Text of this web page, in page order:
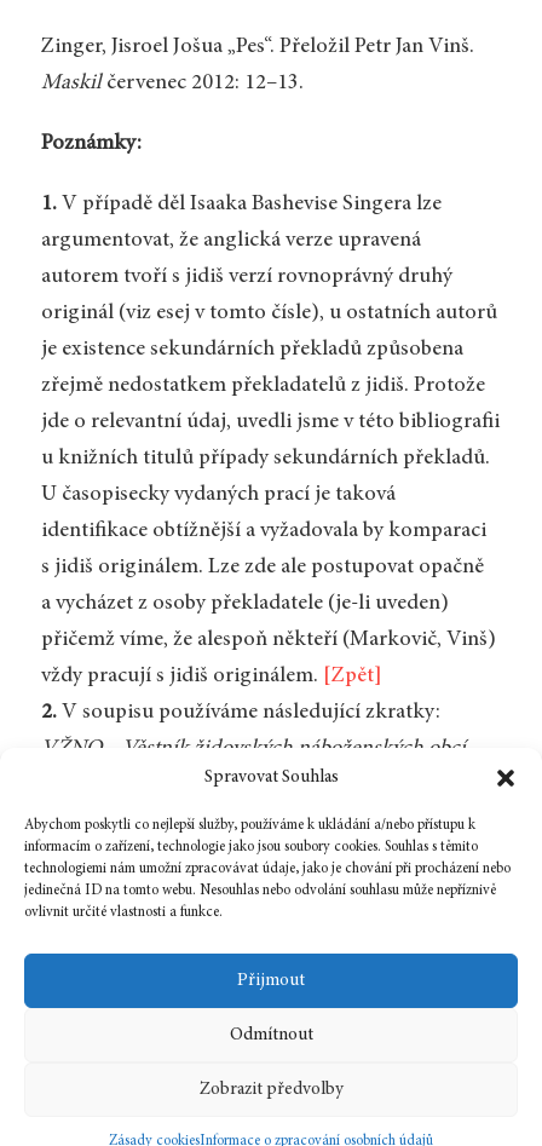
Spravovat Souhlas
Abychom poskytli co nejlepší služby, používáme k ukládání a/nebo přístupu k
informacím o zařízení, technologie jako jsou soubory cookies. Souhlas s těmito
technologiemi nám umožní zpracovávat údaje, jako je chování při procházení nebo
jedinečná ID na tomto webu. Nesouhlas nebo odvolání souhlasu může nepříznivě
ovlivnit určité vlastnosti a funkce.
Přijmout
Odmítnout
Zobrazit předvolby
Zásady cookiesInformace o zpracování osobních údajů
Zinger, Jisroel Jošua „Pes“. Přeložil Petr Jan Vinš.
Maskil červenec 2012: 12–13.
Poznámky:
1.V případě děl Isaaka Bashevise Singera lze
argumentovat, že anglická verze upravená
autorem tvoří s jidiš verzí rovnoprávný druhý
originál (viz esej v tomto čísle), u ostatních autorů
je existence sekundárních překladů způsobena
zřejmě nedostatkem překladatelů z jidiš. Protože
jde o relevantní údaj, uvedli jsme v této bibliografii
u knižních titulů případy sekundárních překladů.
U časopisecky vydaných prací je taková
identifikace obtížnější a vyžadovala by komparaci
s jidiš originálem. Lze zde ale postupovat opačně
a vycházet z osoby překladatele (je-li uveden)
přičemž víme, že alespoň někteří (Markovič, Vinš)
vždy pracují s jidiš originálem.
[Zpět]
2.V soupisu používáme následující zkratky:
VŽNO–
Věstník židovských náboženských obcí
v Čechách, na Moravě a na Slovensku
Židovská ročenka .[Zpět]